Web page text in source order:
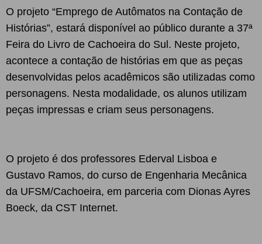
O projeto “Emprego de Autômatos na Contação de
Histórias”, estará disponível ao público durante a 37ª
Feira do Livro de Cachoeira do Sul. Neste projeto,
acontece a contação de histórias em que as peças
desenvolvidas pelos acadêmicos são utilizadas como
personagens. Nesta modalidade, os alunos utilizam
peças impressas e criam seus personagens.
O projeto é dos professores Ederval Lisboa e
Gustavo Ramos, do curso de Engenharia Mecânica
da UFSM/Cachoeira, em parceria com Dionas Ayres
Boeck, da CST Internet.